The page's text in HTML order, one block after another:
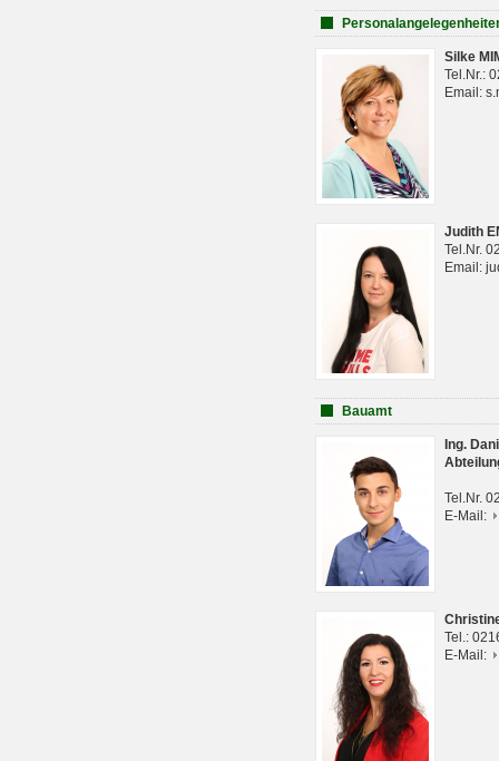
Silke
Tel.Nr.:
Email:
Judith
Tel.Nr.
Email:
Bauamt
Ing.
Tel.Nr.
E-Mail:
Tel.:
E-Mail: